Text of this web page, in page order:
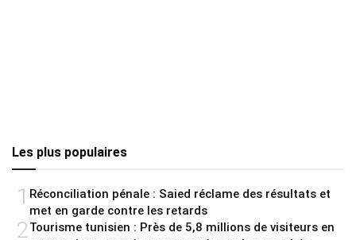
Les plus populaires
1 Réconciliation pénale : Saied réclame des résultats et
met en garde contre les retards
2Tourisme tunisien : Près de 5,8 millions de visiteurs en